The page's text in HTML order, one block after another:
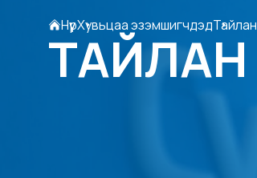
НүүрХувьцаа эзэмшигчдэдТайлан
ТАЙЛАН